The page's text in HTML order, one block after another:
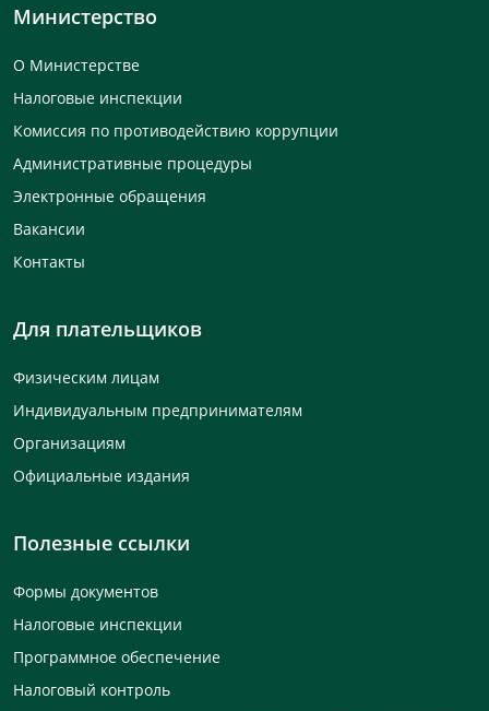
Министерство
О Министерстве
Налоговые инспекции
Комиссия по противодействию коррупции
Административные процедуры
Электронные обращения
Вакансии
Контакты
Для плательщиков
Физическим лицам
Индивидуальным предпринимателям
Организациям
Официальные издания
Полезные ссылки
Формы документов
Налоговые инспекции
Программное обеспечение
Налоговый контроль